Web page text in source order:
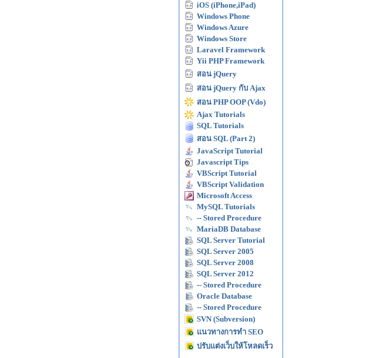
iOS (iPhone,iPad)
Windows Phone
Windows Azure
Windows Store
Laravel Framework
Yii PHP Framework
สอน jQuery
สอน jQuery กับ Ajax
สอน PHP OOP (Vdo)
Ajax Tutorials
SQL Tutorials
สอน SQL (Part 2)
JavaScript Tutorial
Javascript Tips
VBScript Tutorial
VBScript Validation
Microsoft Access
MySQL Tutorials
-- Stored Procedure
MariaDB Database
SQL Server Tutorial
SQL Server 2005
SQL Server 2008
SQL Server 2012
-- Stored Procedure
Oracle Database
-- Stored Procedure
SVN (Subversion)
แนวทางการทำ SEO
ปรับแต่งเว็บให้โหลดเร็ว